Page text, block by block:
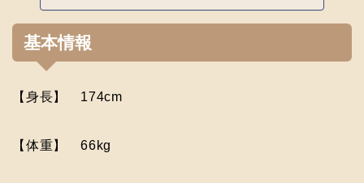
基本情報
【身長】 174cm
【体重】 66kg